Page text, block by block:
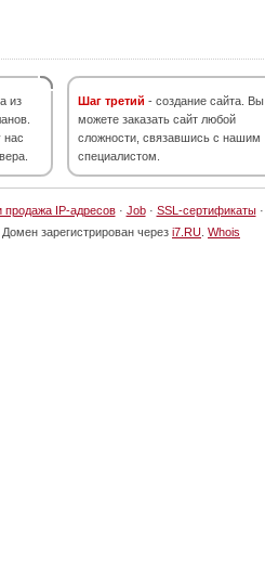
из
нас
Шаг третий - создание сайта. Вы
можете заказать сайт любой
сложности, связавшись с нашим
специалистом.
продажа IP-адресов· Job· SSL-сертификаты·
Домен зарегистрирован через i7.RU Whois